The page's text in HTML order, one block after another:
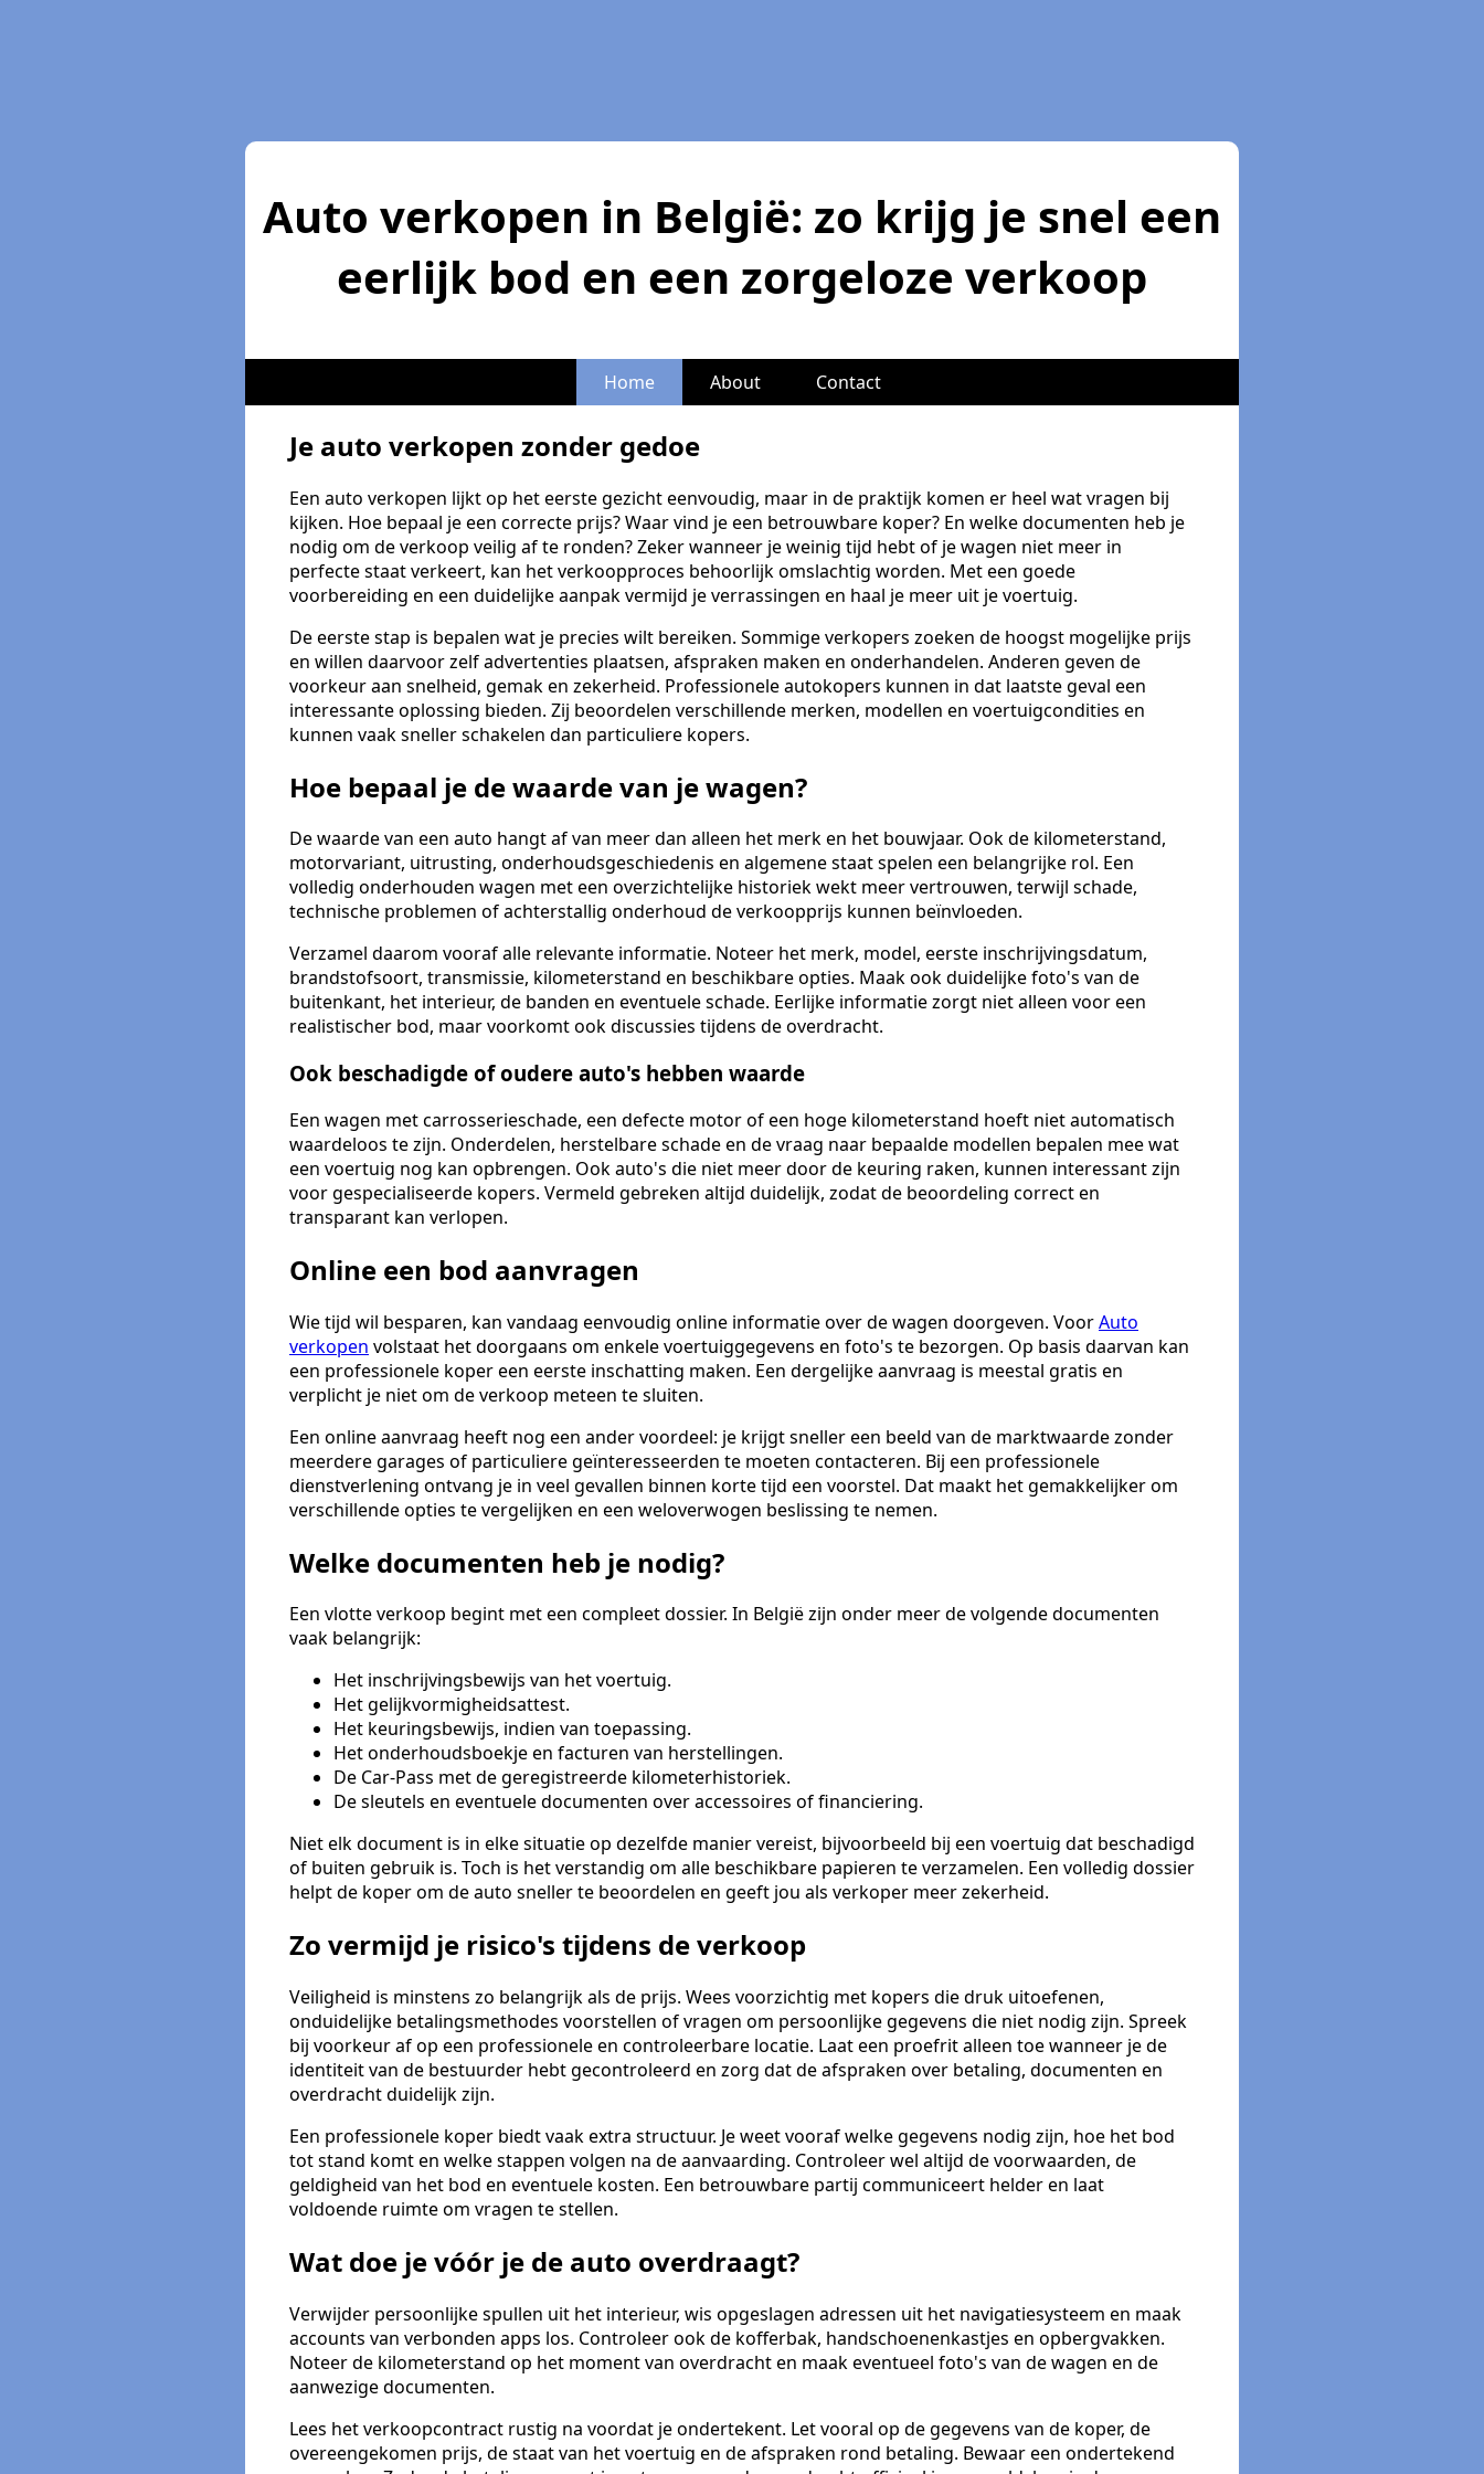
Auto verkopen in België: zo krijg je snel een
eerlijk bod en een zorgeloze verkoop
Home About Contact
Je auto verkopen zonder gedoe
Een auto verkopen lijkt op het eerste gezicht eenvoudig, maar in de praktijk komen er heel wat vragen bij
kijken. Hoe bepaal je een correcte prijs? Waar vind je een betrouwbare koper? En welke documenten heb je
nodig om de verkoop veilig af te ronden? Zeker wanneer je weinig tijd hebt of je wagen niet meer in
perfecte staat verkeert, kan het verkoopproces behoorlijk omslachtig worden. Met een goede
voorbereiding en een duidelijke aanpak vermijd je verrassingen en haal je meer uit je voertuig.
De eerste stap is bepalen wat je precies wilt bereiken. Sommige verkopers zoeken de hoogst mogelijke prijs
en willen daarvoor zelf advertenties plaatsen, afspraken maken en onderhandelen. Anderen geven de
voorkeur aan snelheid, gemak en zekerheid. Professionele autokopers kunnen in dat laatste geval een
interessante oplossing bieden. Zij beoordelen verschillende merken, modellen en voertuigcondities en
kunnen vaak sneller schakelen dan particuliere kopers.
Hoe bepaal je de waarde van je wagen?
De waarde van een auto hangt af van meer dan alleen het merk en het bouwjaar. Ook de kilometerstand,
motorvariant, uitrusting, onderhoudsgeschiedenis en algemene staat spelen een belangrijke rol. Een
volledig onderhouden wagen met een overzichtelijke historiek wekt meer vertrouwen, terwijl schade,
technische problemen of achterstallig onderhoud de verkoopprijs kunnen beïnvloeden.
Verzamel daarom vooraf alle relevante informatie. Noteer het merk, model, eerste inschrijvingsdatum,
brandstofsoort, transmissie, kilometerstand en beschikbare opties. Maak ook duidelijke foto's van de
buitenkant, het interieur, de banden en eventuele schade. Eerlijke informatie zorgt niet alleen voor een
realistischer bod, maar voorkomt ook discussies tijdens de overdracht.
Ook beschadigde of oudere auto's hebben waarde
Een wagen met carrosserieschade, een defecte motor of een hoge kilometerstand hoeft niet automatisch
waardeloos te zijn. Onderdelen, herstelbare schade en de vraag naar bepaalde modellen bepalen mee wat
een voertuig nog kan opbrengen. Ook auto's die niet meer door de keuring raken, kunnen interessant zijn
voor gespecialiseerde kopers. Vermeld gebreken altijd duidelijk, zodat de beoordeling correct en
transparant kan verlopen.
Online een bod aanvragen
Wie tijd wil besparen, kan vandaag eenvoudig online informatie over de wagen doorgeven. VoorAuto
verkopen volstaat het doorgaans om enkele voertuiggegevens en foto's te bezorgen. Op basis daarvan kan
een professionele koper een eerste inschatting maken. Een dergelijke aanvraag is meestal gratis en
verplicht je niet om de verkoop meteen te sluiten.
Een online aanvraag heeft nog een ander voordeel: je krijgt sneller een beeld van de marktwaarde zonder
meerdere garages of particuliere geïnteresseerden te moeten contacteren. Bij een professionele
dienstverlening ontvang je in veel gevallen binnen korte tijd een voorstel. Dat maakt het gemakkelijker om
verschillende opties te vergelijken en een weloverwogen beslissing te nemen.
Welke documenten heb je nodig?
Een vlotte verkoop begint met een compleet dossier. In België zijn onder meer de volgende documenten
vaak belangrijk:
Het inschrijvingsbewijs van het voertuig.
Het gelijkvormigheidsattest.
Het keuringsbewijs, indien van toepassing.
Het onderhoudsboekje en facturen van herstellingen.
De Car-Pass met de geregistreerde kilometerhistoriek.
De sleutels en eventuele documenten over accessoires of financiering.
Niet elk document is in elke situatie op dezelfde manier vereist, bijvoorbeeld bij een voertuig dat beschadigd
of buiten gebruik is. Toch is het verstandig om alle beschikbare papieren te verzamelen. Een volledig dossier
helpt de koper om de auto sneller te beoordelen en geeft jou als verkoper meer zekerheid.
Zo vermijd je risico's tijdens de verkoop
Veiligheid is minstens zo belangrijk als de prijs. Wees voorzichtig met kopers die druk uitoefenen,
onduidelijke betalingsmethodes voorstellen of vragen om persoonlijke gegevens die niet nodig zijn. Spreek
bij voorkeur af op een professionele en controleerbare locatie. Laat een proefrit alleen toe wanneer je de
identiteit van de bestuurder hebt gecontroleerd en zorg dat de afspraken over betaling, documenten en
overdracht duidelijk zijn.
Een professionele koper biedt vaak extra structuur. Je weet vooraf welke gegevens nodig zijn, hoe het bod
tot stand komt en welke stappen volgen na de aanvaarding. Controleer wel altijd de voorwaarden, de
geldigheid van het bod en eventuele kosten. Een betrouwbare partij communiceert helder en laat
voldoende ruimte om vragen te stellen.
Wat doe je vóór je de auto overdraagt?
Verwijder persoonlijke spullen uit het interieur, wis opgeslagen adressen uit het navigatiesysteem en maak
accounts van verbonden apps los. Controleer ook de kofferbak, handschoenenkastjes en opbergvakken.
Noteer de kilometerstand op het moment van overdracht en maak eventueel foto's van de wagen en de
aanwezige documenten.
Lees het verkoopcontract rustig na voordat je ondertekent. Let vooral op de gegevens van de koper, de
overeengekomen prijs, de staat van het voertuig en de afspraken rond betaling. Bewaar een ondertekend